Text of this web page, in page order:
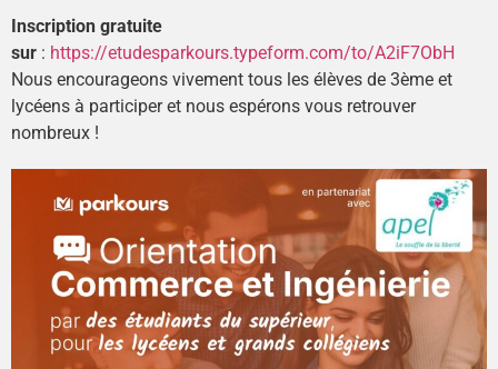
Inscription gratuite
sur : https://etudesparkours.typeform.com/to/A2iF7ObH
Nous encourageons vivement tous les élèves de 3ème et
lycéens à participer et nous espérons vous retrouver
nombreux !